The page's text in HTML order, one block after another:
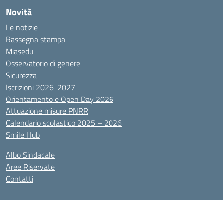
Novità
Le notizie
Rassegna stampa
Miasedu
Osservatorio di genere
Sicurezza
Iscrizioni 2026-2027
Orientamento e Open Day 2026
Attuazione misure PNRR
Calendario scolastico 2025 – 2026
Smile Hub
Albo Sindacale
Aree Riservate
Contatti